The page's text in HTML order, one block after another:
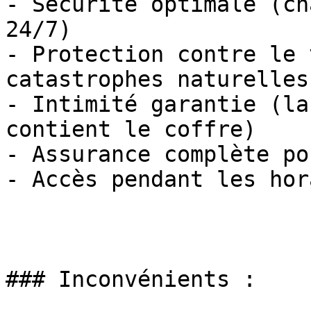
24/7)
- Protection contre
catastrophes naturelles
- Intimité garantie (la
contient le coffre)
- Assurance complète
- Accès pendant les
### Inconvénients :